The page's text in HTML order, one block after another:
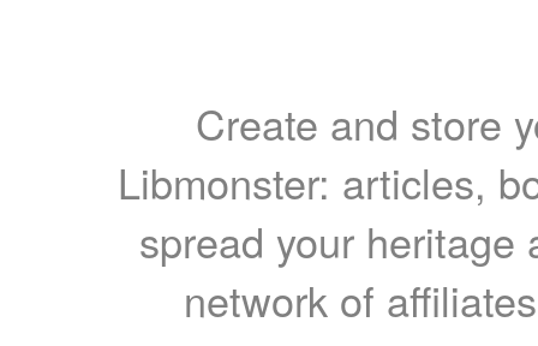
Create and store
Libmonster: articles,
spread your heritage
network of